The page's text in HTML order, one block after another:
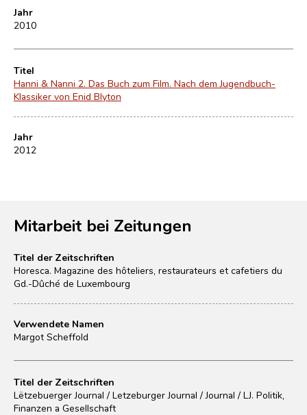
Jahr
2010
Titel
Hanni & Nanni 2. Das Buch zum Film. Nach dem Jugendbuch-
Klassiker von Enid Blyton
Jahr
2012
Mitarbeit bei Zeitungen
Titel der Zeitschriften
Horesca. Magazine des hôteliers, restaurateurs et cafetiers du
Gd.-Dûché de Luxembourg
Verwendete Namen
Margot Scheffold
Titel der Zeitschriften
Lëtzebuerger Journal / Letzeburger Journal / Journal / LJ. Politik,
Finanzen a Gesellschaft